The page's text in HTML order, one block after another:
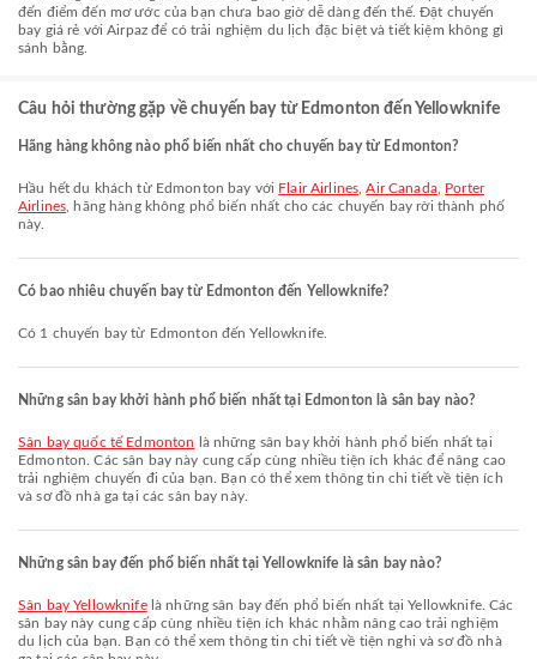
đến điểm đến mơ ước của bạn chưa bao giờ dễ dàng đến thế. Đặt chuyến
bay giá rẻ với Airpaz để có trải nghiệm du lịch đặc biệt và tiết kiệm không gì
sánh bằng.
Câu hỏi thường gặp về chuyến bay từ Edmonton đến Yellowknife
Hãng hàng không nào phổ biến nhất cho chuyến bay từ Edmonton?
Hầu hết du khách từ Edmonton bay với Flair Airlines ,Air Canada, Porter
Airlines , hãng hàng không phổ biến nhất cho các chuyến bay rời thành phố
này.
Có bao nhiêu chuyến bay từ Edmonton đến Yellowknife?
Có 1 chuyến bay từ Edmonton đến Yellowknife.
Những sân bay khởi hành phổ biến nhất tại Edmonton là sân bay nào?
Sân bay quốc tế Edmonton
là những sân bay khởi hành phổ biến nhất tại
Edmonton. Các sân bay này cung cấp cùng nhiều tiện ích khác để nâng cao
trải nghiệm chuyến đi của bạn. Bạn có thể xem thông tin chi tiết về tiện ích
và sơ đồ nhà ga tại các sân bay này.
Những sân bay đến phổ biến nhất tại Yellowknife là sân bay nào?
Sân bay Yellowknifelà những sân bay đến phổ biến nhất tại Yellowknife. Các
sân bay này cung cấp cùng nhiều tiện ích khác nhằm nâng cao trải nghiệm
du lịch của bạn. Bạn có thể xem thông tin chi tiết về tiện nghi và sơ đồ nhà